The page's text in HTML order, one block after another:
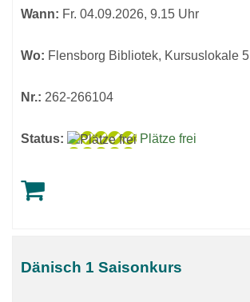
Wann: Fr. 04.09.2026, 9.15 Uhr
Wo: Flensborg Bibliotek, Kursuslokale 5
Nr.: 262-266104
Status: Plätze frei
Dänisch 1 Saisonkurs